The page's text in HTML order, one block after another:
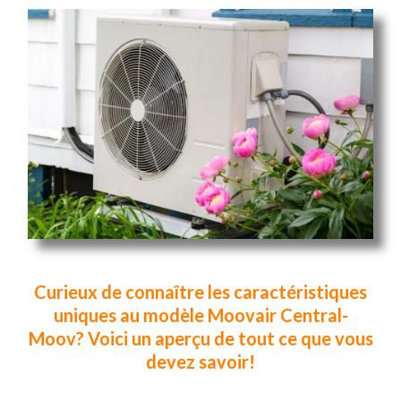
Curieux de connaître les caractéristiques
uniques au modèle Moovair Central-
Moov? Voici un aperçu de tout ce que vous
devez savoir!